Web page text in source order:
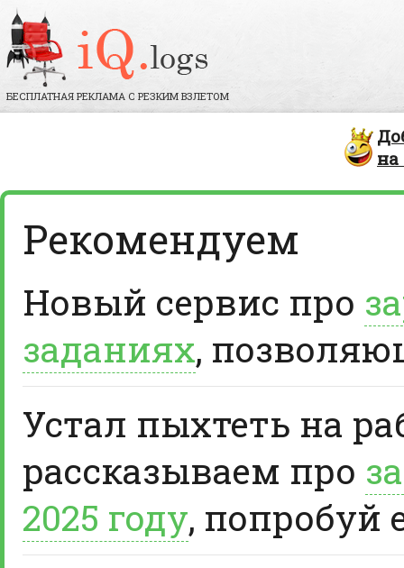
БЕСПЛАТНАЯ РЕКЛАМА С РЕЗКИМ ВЗЛЕТОМ
на
Рекомендуем
Новый сервис про
заданиях,
Устал пыхтеть на
рассказываем про
2025 году, попробуй